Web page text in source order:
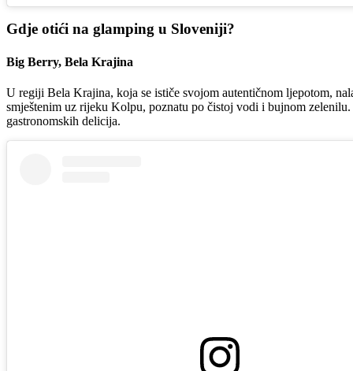
Gdje otići na glamping u Sloveniji?
Big Berry, Bela Krajina
U regiji Bela Krajina, koja se ističe svojom autentičnom ljepotom,
smještenim uz rijeku Kolpu, poznatu po čistoj vodi i bujnom
gastronomskih delicija.